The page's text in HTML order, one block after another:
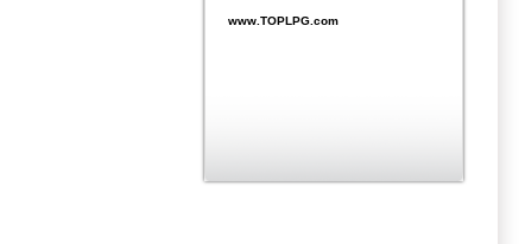
www.TOPLPG.com